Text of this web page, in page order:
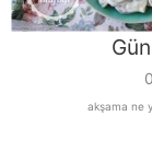
akşama ne